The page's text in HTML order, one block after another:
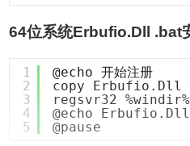
64位系统Erbufio.Dll .bat
1
2
3
4
5
@echo 开始注册
copy Erbufio.Dll
regsvr32
@echo Erbufio.Dll
@pause